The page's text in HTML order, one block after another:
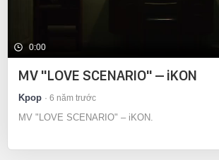
0:00
MV "LOVE SCENARIO" – iKON
Kpop 6 năm trước
MV "LOVE SCENARIO" – iKON.